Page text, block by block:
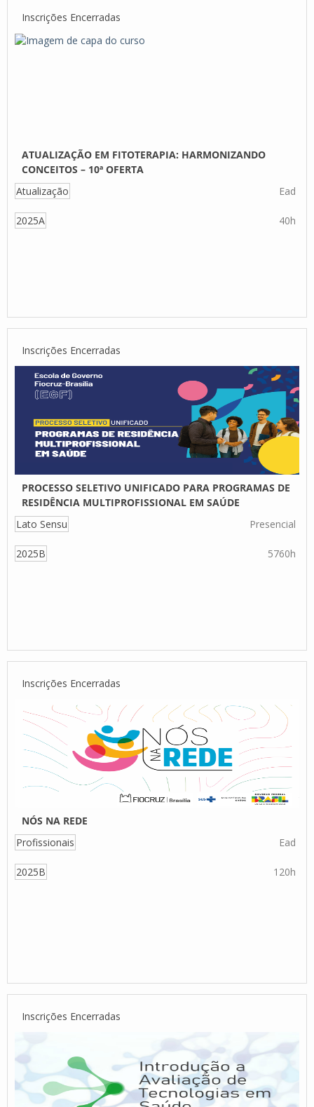
Inscrições Encerradas
ATUALIZAÇÃO EM FITOTERAPIA: HARMONIZANDO
CONCEITOS – 10ª OFERTA
Atualização
Ead
2025A 40h
Inscrições Encerradas
PROCESSO SELETIVO UNIFICADO PARA PROGRAMAS DE
RESIDÊNCIA MULTIPROFISSIONAL EM SAÚDE
Lato Sensu
Presencial
2025B 5760h
Inscrições Encerradas
NÓS NA REDE
Profissionais
Ead
2025B 120h
Inscrições Encerradas